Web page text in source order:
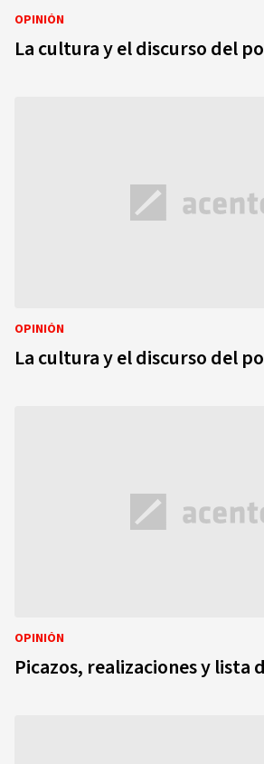
OPINIÓN
La cultura y el discurso del
OPINIÓN
La cultura y el discurso del
OPINIÓN
Picazos, realizaciones y lista